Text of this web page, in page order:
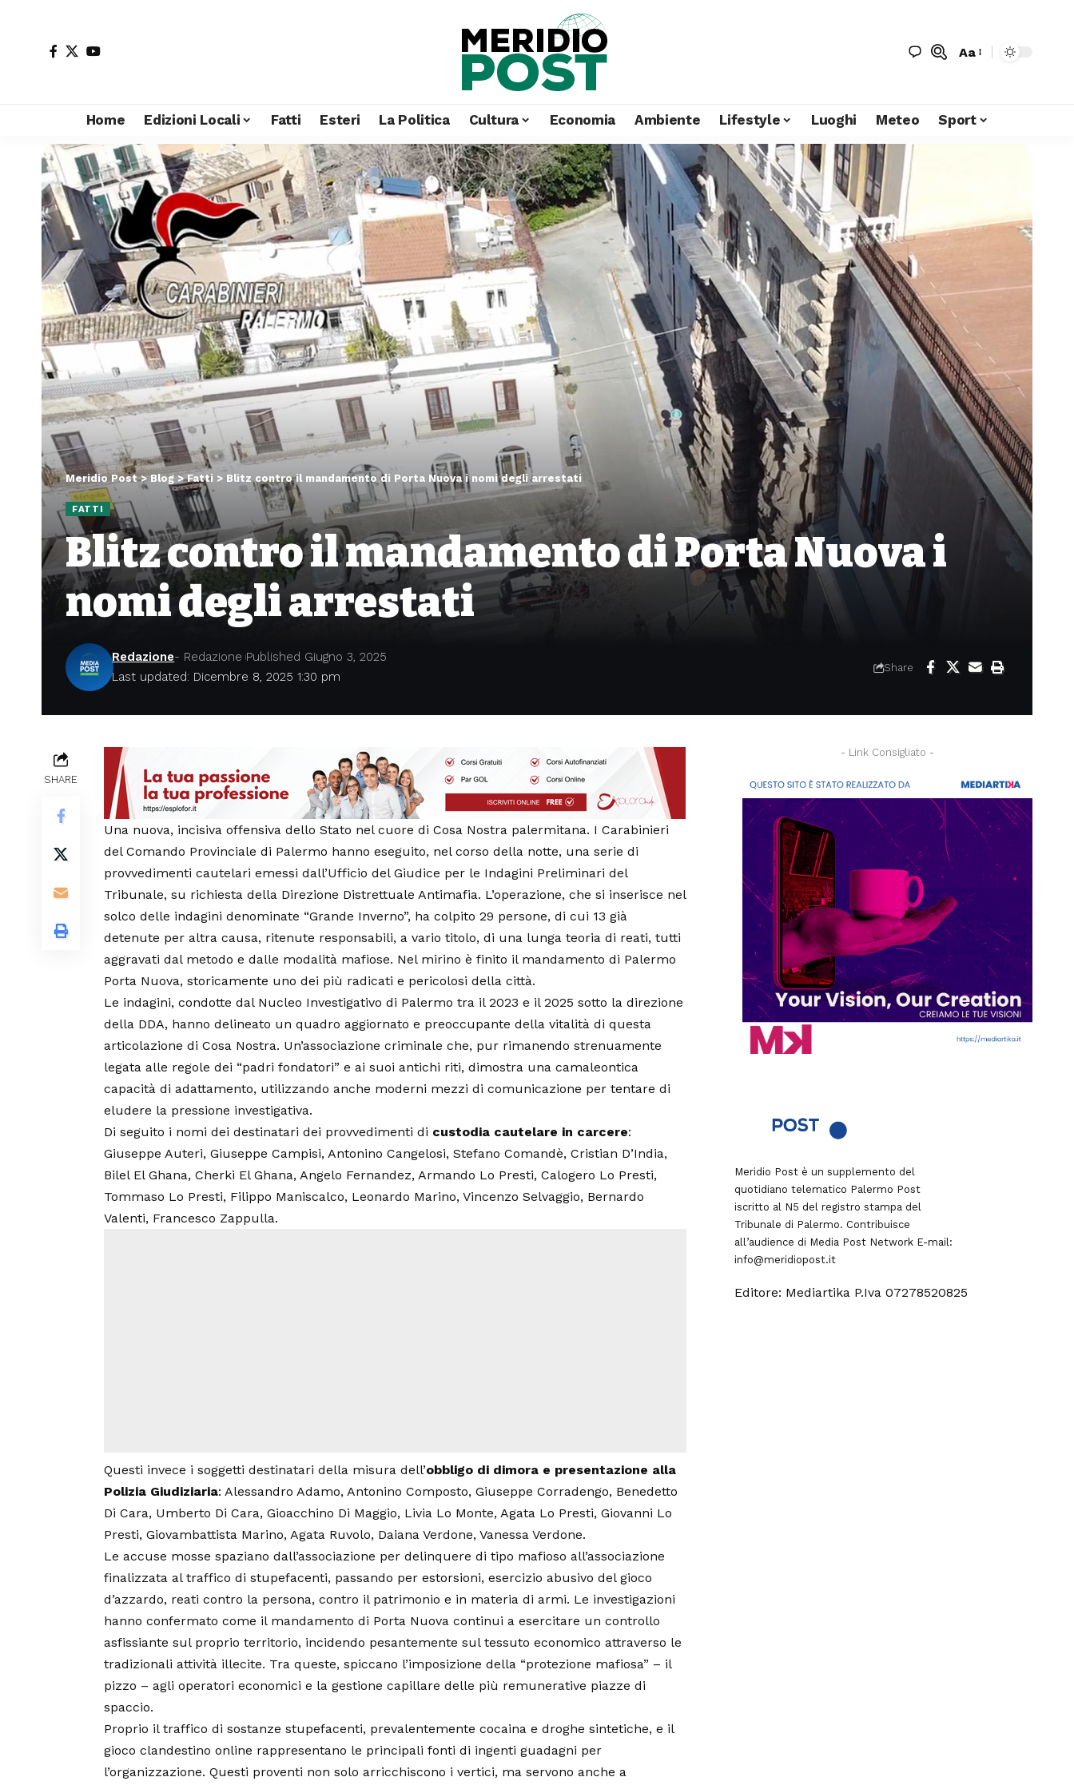
Aa
Home Edizioni Locali Fatti Esteri La Politica Cultura Economia Ambiente Lifestyle Luoghi Meteo Sport
Meridio Post>Blog >Fatti > Blitz contro il mandamento di Porta Nuova i nomi degli arrestati
FATTI
Blitz contro il mandamento di Porta Nuova i
nomi degli arrestati
Last updated: Dicembre 8, 2025 1:30 pm
Redazione- Redazione Published Giugno 3, 2025
Share
SHARE
Una nuova, incisiva offensiva dello Stato nel cuore di Cosa Nostra palermitana. I Carabinieri
del Comando Provinciale di Palermo hanno eseguito, nel corso della notte, una serie di
provvedimenti cautelari emessi dall’Ufficio del Giudice per le Indagini Preliminari del
Tribunale, su richiesta della Direzione Distrettuale Antimafia. L’operazione, che si inserisce nel
solco delle indagini denominate “Grande Inverno”, ha colpito 29 persone, di cui 13 già
detenute per altra causa, ritenute responsabili, a vario titolo, di una lunga teoria di reati, tutti
aggravati dal metodo e dalle modalità mafiose. Nel mirino è finito il mandamento di Palermo
Porta Nuova, storicamente uno dei più radicati e pericolosi della città.
Le indagini, condotte dal Nucleo Investigativo di Palermo tra il 2023 e il 2025 sotto la direzione
della DDA, hanno delineato un quadro aggiornato e preoccupante della vitalità di questa
articolazione di Cosa Nostra. Un’associazione criminale che, pur rimanendo strenuamente
legata alle regole dei “padri fondatori” e ai suoi antichi riti, dimostra una camaleontica
capacità di adattamento, utilizzando anche moderni mezzi di comunicazione per tentare di
eludere la pressione investigativa.
Di seguito i nomi dei destinatari dei provvedimenti di custodia cautelare in carcere:
Giuseppe Auteri, Giuseppe Campisi, Antonino Cangelosi, Stefano Comandè, Cristian D’India,
Bilel El Ghana, Cherki El Ghana, Angelo Fernandez, Armando Lo Presti, Calogero Lo Presti,
Tommaso Lo Presti, Filippo Maniscalco, Leonardo Marino, Vincenzo Selvaggio, Bernardo
Valenti, Francesco Zappulla.
Questi invece i soggetti destinatari della misura dell’obbligo di dimora e presentazione alla
Polizia Giudiziaria: Alessandro Adamo, Antonino Composto, Giuseppe Corradengo, Benedetto
Di Cara, Umberto Di Cara, Gioacchino Di Maggio, Livia Lo Monte, Agata Lo Presti, Giovanni Lo
Presti, Giovambattista Marino, Agata Ruvolo, Daiana Verdone, Vanessa Verdone.
Le accuse mosse spaziano dall’associazione per delinquere di tipo mafioso all’associazione
finalizzata al traffico di stupefacenti, passando per estorsioni, esercizio abusivo del gioco
d’azzardo, reati contro la persona, contro il patrimonio e in materia di armi. Le investigazioni
hanno confermato come il mandamento di Porta Nuova continui a esercitare un controllo
asfissiante sul proprio territorio, incidendo pesantemente sul tessuto economico attraverso le
tradizionali attività illecite. Tra queste, spiccano l’imposizione della “protezione mafiosa” – il
pizzo – agli operatori economici e la gestione capillare delle più remunerative piazze di
spaccio.
Proprio il traffico di sostanze stupefacenti, prevalentemente cocaina e droghe sintetiche, e il
gioco clandestino online rappresentano le principali fonti di ingenti guadagni per
l’organizzazione. Questi proventi non solo arricchiscono i vertici, ma servono anche a
- Link Consigliato -
Meridio Post è un supplemento del
quotidiano telematico Palermo Post
iscritto al N5 del registro stampa del
Tribunale di Palermo. Contribuisce
all’audience di Media Post NetworkE-mail:
info@meridiopost.it
Editore: Mediartika P.Iva 07278520825